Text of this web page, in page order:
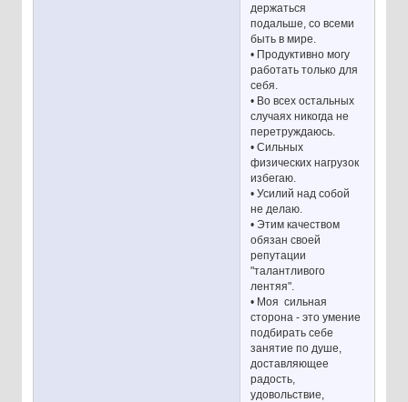
держаться
подальше, со всеми
быть в мире.
• Продуктивно могу
работать только для
себя.
• Во всех остальных
случаях никогда не
перетруждаюсь.
• Сильных
физических нагрузок
избегаю.
• Усилий над собой
не делаю.
• Этим качеством
обязан своей
репутации
"талантливого
лентяя".
• Моя сильная
сторона - это умение
подбирать себе
занятие по душе,
доставляющее
радость,
удовольствие,